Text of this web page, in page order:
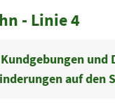
- Linie 4
und
auf den